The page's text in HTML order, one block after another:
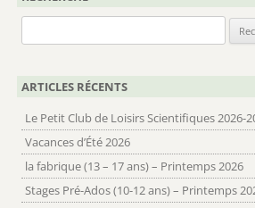
ARTICLES RÉCENTS
Le Petit Club de Loisirs Scientifiques 2026-
Vacances d’Été 2026
la fabrique (13 – 17 ans) – Printemps 2026
Stages Pré-Ados (10-12 ans) – Printemps